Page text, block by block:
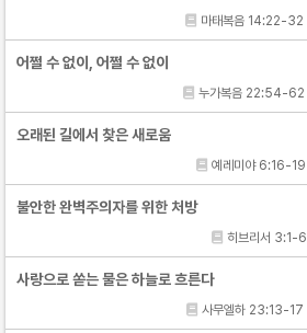
마태복음 14:22-32
어쩔 수 없이, 어쩔 수 없이
누가복음 22:54-62
오래된 길에서 찾은 새로움
예레미야 6:16-19
불안한 완벽주의자를 위한 처방
히브리서 3:1-6
사랑으로 쏟는 물은 하늘로 흐른다
사무엘하 23:13-17